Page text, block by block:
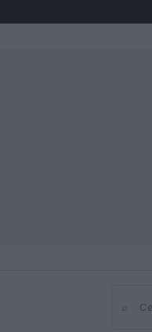
⌕Cerca